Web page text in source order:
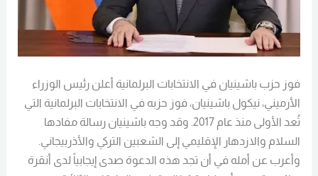
فوز حزب باشينيان في الانتخابات البرلمانية أعلن رئيس الوزراء
الأرميني، نيكول باشينيان، فوز حزبه في الانتخابات البرلمانية التي
تُعد الأولى منذ عام 2017. وقد وجه باشينيان رسالة مفادها
السلام والازدهار الإقليمي إلى الشعبين التركي والأذربيجاني.
وأعرب عن أمله في أن تجد هذه الدعوة صدى إيجابياً لدى أنقرة